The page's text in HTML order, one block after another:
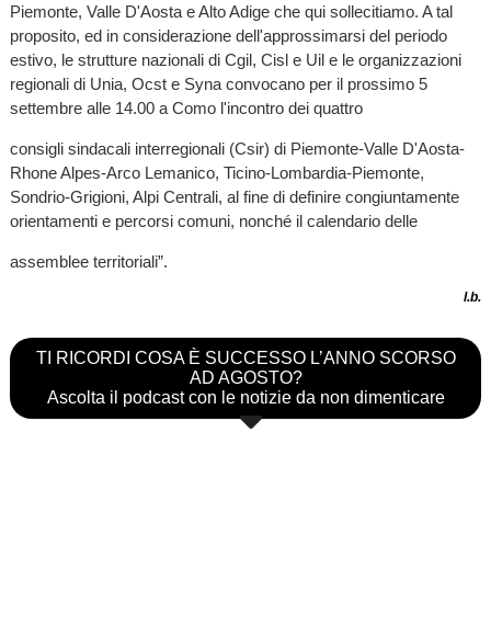
Piemonte, Valle D'Aosta e Alto Adige che qui sollecitiamo. A tal
proposito, ed in considerazione dell'approssimarsi del periodo
estivo, le strutture nazionali di Cgil, Cisl e Uil e le organizzazioni
regionali di Unia, Ocst e Syna convocano per il prossimo 5
settembre alle 14.00 a Como l'incontro dei quattro
consigli sindacali interregionali (Csir) di Piemonte-Valle D'Aosta-
Rhone Alpes-Arco Lemanico, Ticino-Lombardia-Piemonte,
Sondrio-Grigioni, Alpi Centrali, al fine di definire congiuntamente
orientamenti e percorsi comuni, nonché il calendario delle
assemblee territoriali”.
l.b.
TI RICORDI COSA È SUCCESSO L’ANNO SCORSO
AD AGOSTO?
Ascolta il podcast con le notizie da non dimenticare